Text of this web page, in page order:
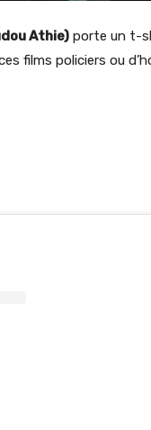
Athie) porte un t-
films policiers ou